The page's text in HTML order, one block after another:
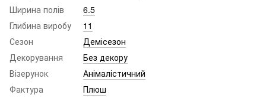
Ширина полів
6.5
Глибина виробу
11
Сезон
Демісезон
Декорування
Без декору
Візерунок
Анімалістичний
Фактура
Плюш